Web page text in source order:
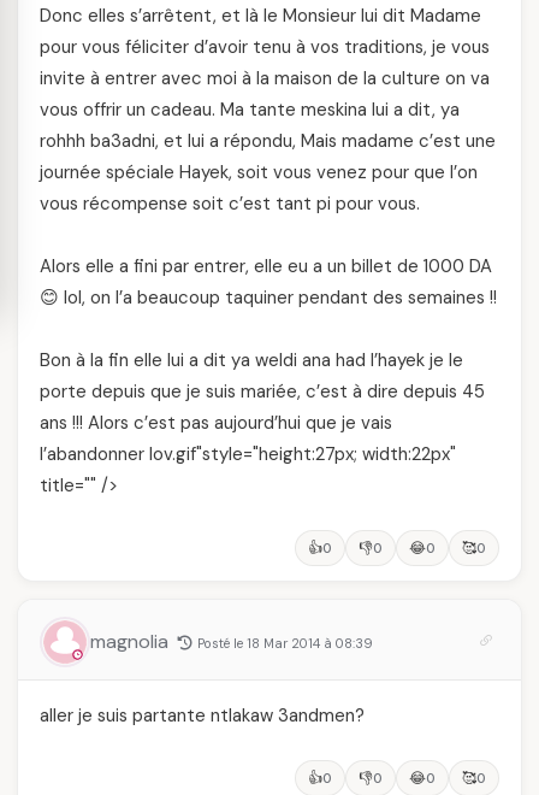
Donc elles s’arrêtent, et là le Monsieur lui dit Madame
pour vous féliciter d’avoir tenu à vos traditions, je vous
invite à entrer avec moi à la maison de la culture on va
vous offrir un cadeau. Ma tante meskina lui a dit, ya
rohhh ba3adni, et lui a répondu, Mais madame c’est une
journée spéciale Hayek, soit vous venez pour que l’on
vous récompense soit c’est tant pi pour vous.
Alors elle a fini par entrer, elle eu a un billet de 1000 DA
😊 lol, on l’a beaucoup taquiner pendant des semaines !!
Bon à la fin elle lui a dit ya weldi ana had l’hayek je le
porte depuis que je suis mariée, c’est à dire depuis 45
ans !!! Alors c’est pas aujourd’hui que je vais
l’abandonner lov.gif"style="height:27px; width:22px"
title="" />
👍0 👎0 😂0 🥰0
magnolia Posté le 18 Mar 2014 à 08:39
aller je suis partante ntlakaw 3andmen?
👍0 👎0 😂0 🥰0